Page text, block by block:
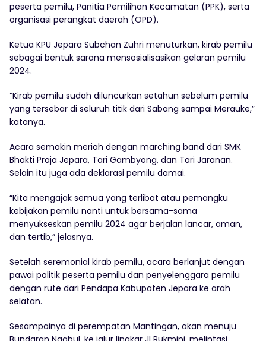
peserta pemilu, Panitia Pemilihan Kecamatan (PPK), serta
organisasi perangkat daerah (OPD).
Ketua KPU Jepara Subchan Zuhri menuturkan, kirab pemilu
sebagai bentuk sarana mensosialisasikan gelaran pemilu
2024.
“Kirab pemilu sudah diluncurkan setahun sebelum pemilu
yang tersebar di seluruh titik dari Sabang sampai Merauke,”
katanya.
Acara semakin meriah dengan marching band dari SMK
Bhakti Praja Jepara, Tari Gambyong, dan Tari Jaranan.
Selain itu juga ada deklarasi pemilu damai.
“Kita mengajak semua yang terlibat atau pemangku
kebijakan pemilu nanti untuk bersama-sama
menyukseskan pemilu 2024 agar berjalan lancar, aman,
dan tertib,” jelasnya.
Setelah seremonial kirab pemilu, acara berlanjut dengan
pawai politik peserta pemilu dan penyelenggara pemilu
dengan rute dari Pendapa Kabupaten Jepara ke arah
selatan.
Sesampainya di perempatan Mantingan, akan menuju